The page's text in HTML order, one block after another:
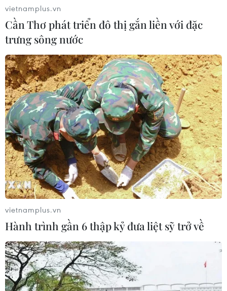
vietnamplus.vn
Cần Thơ phát triển đô thị gắn liền với đặc
trưng sông nước
vietnamplus.vn
Hành trình gần 6 thập kỷ đưa liệt sỹ trở về